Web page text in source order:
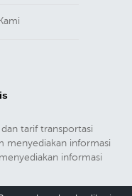
tarif transportasi
menyediakan informasi
informasi